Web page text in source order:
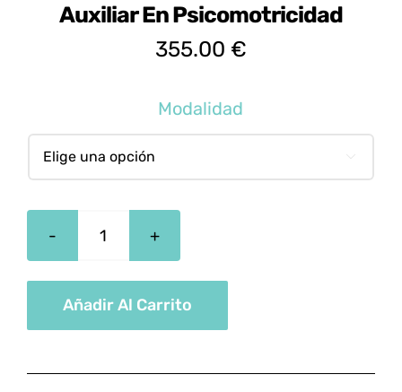
Auxiliar En Psicomotricidad
355.00 €
Modalidad
Auxiliar
Psicomotricidad
cantidad
Añadir Al Carrito